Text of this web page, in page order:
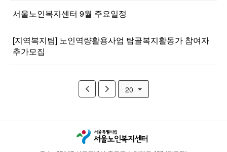
서울노인복지센터 9월 주요일정
[지역복지팀] 노인역량활용사업 탑골복지활동가 참여자
추가모집
20